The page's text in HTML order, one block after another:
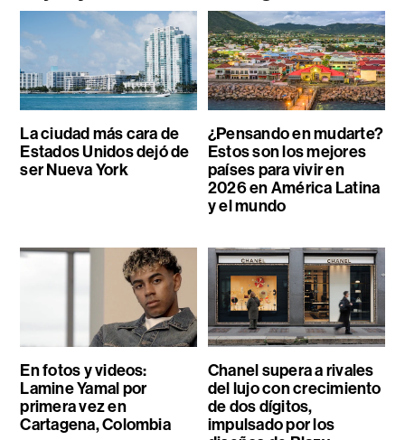
La ciudad más cara de
Estados Unidos dejó de
ser Nueva York
¿Pensando en mudarte?
Estos son los mejores
países para vivir en
2026 en América Latina
y el mundo
En fotos y videos:
Lamine Yamal por
primera vez en
Cartagena, Colombia
Chanel supera a rivales
del lujo con crecimiento
de dos dígitos,
impulsado por los